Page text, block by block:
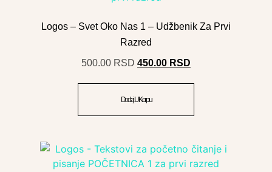
Logos – Svet Oko Nas 1 – Udžbenik Za Prvi
Razred
500.00 RSD 450.00 RSD
Dodaj U Korpu